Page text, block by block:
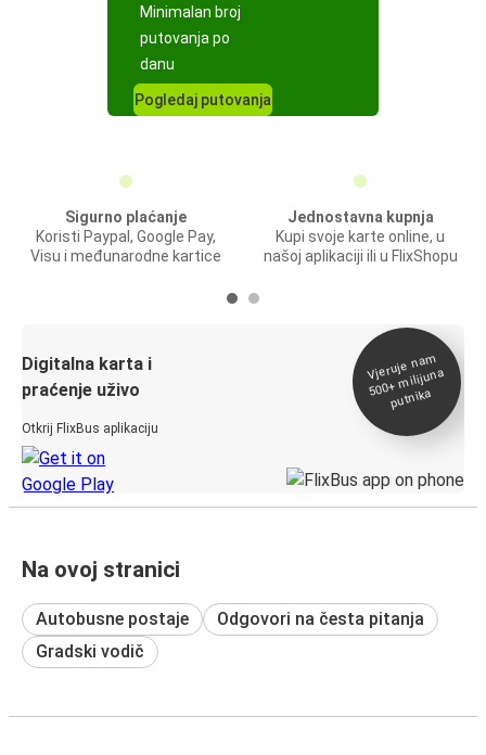
Minimalan broj
putovanja po
danu
Pogledaj putovanja
Sigurno plaćanje
Koristi Paypal, Google Pay,
Visu i međunarodne kartice
Jednostavna kupnja
Kupi svoje karte online, u
našoj aplikaciji ili u FlixShopu
Digitalna karta i
praćenje uživo
Otkrij FlixBus aplikaciju
Vjeruje na
m
500+
milijuna
putnika
Na ovoj stranici
Autobusne postaje
Odgovori na česta pitanja
Gradski vodič